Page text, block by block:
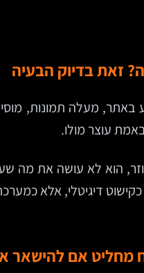
זאת בדיוק הבעיה
מעלה תמונות,
עוצר מולו.
הוא לא עושה את מה
דיגיטלי, אלא
מחליט אם להישאר